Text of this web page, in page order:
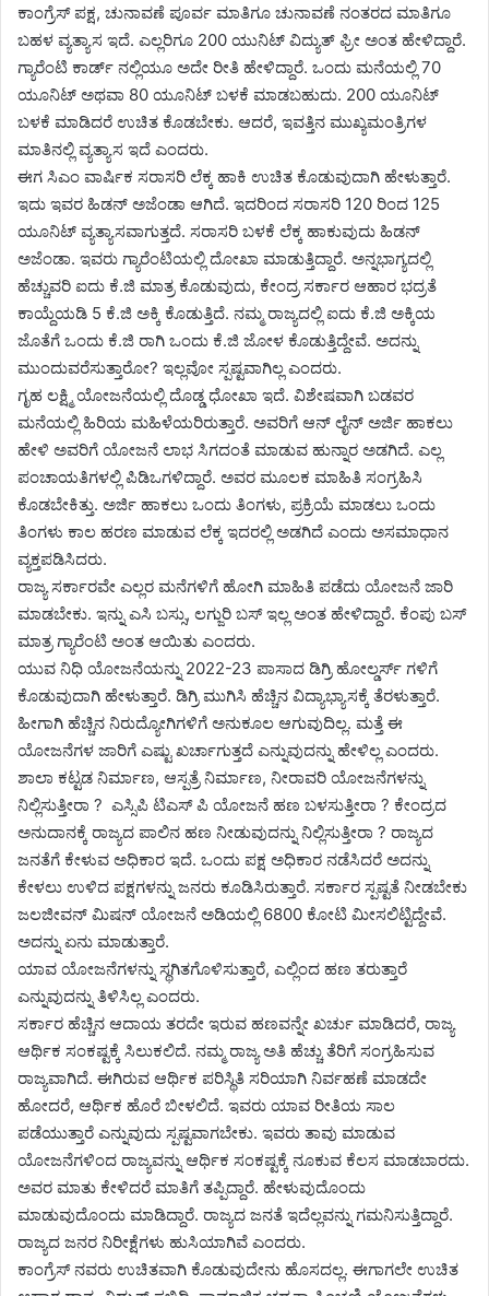
ಕಾಂಗ್ರೆಸ್ ಪಕ್ಷ, ಚುನಾವಣೆ ಪೂರ್ವ ಮಾತಿಗೂ ಚುನಾವಣೆ ನಂತರದ ಮಾತಿಗೂ
ಬಹಳ ವ್ಯತ್ಯಾಸ ಇದೆ. ಎಲ್ಲರಿಗೂ 200 ಯುನಿಟ್ ವಿದ್ಯುತ್ ಫ್ರೀ ಅಂತ ಹೇಳಿದ್ದಾರೆ.
ಗ್ಯಾರೆಂಟಿ ಕಾರ್ಡ್ ನಲ್ಲಿಯೂ ಅದೇ ರೀತಿ ಹೇಳಿದ್ದಾರೆ. ಒಂದು ಮನೆಯಲ್ಲಿ 70
ಯೂನಿಟ್ ಅಥವಾ 80 ಯೂನಿಟ್ ಬಳಕೆ ಮಾಡಬಹುದು. 200 ಯೂನಿಟ್
ಬಳಕೆ ಮಾಡಿದರೆ ಉಚಿತ ಕೊಡಬೇಕು. ಆದರೆ, ಇವತ್ತಿನ ಮುಖ್ಯಮಂತ್ರಿಗಳ
ಮಾತಿನಲ್ಲಿ ವ್ಯತ್ಯಾಸ ಇದೆ ಎಂದರು.
ಈಗ ಸಿಎಂ ವಾರ್ಷಿಕ ಸರಾಸರಿ ಲೆಕ್ಕ ಹಾಕಿ ಉಚಿತ ಕೊಡುವುದಾಗಿ ಹೇಳುತ್ತಾರೆ.
ಇದು ಇವರ ಹಿಡನ್ ಅಜೆಂಡಾ ಆಗಿದೆ. ಇದರಿಂದ ಸರಾಸರಿ 120 ರಿಂದ 125
ಯೂನಿಟ್ ವ್ಯತ್ಯಾಸವಾಗುತ್ತದೆ.‌ ಸರಾಸರಿ ಬಳಕೆ ಲೆಕ್ಕ ಹಾಕುವುದು ಹಿಡನ್
ಅಜೆಂಡಾ. ಇವರು ಗ್ಯಾರೆಂಟಿಯಲ್ಲಿ ದೋಖಾ ಮಾಡುತ್ತಿದ್ದಾರೆ. ಅನ್ನಭಾಗ್ಯದಲ್ಲಿ
ಹೆಚ್ಚುವರಿ ಐದು ಕೆ.ಜಿ ಮಾತ್ರ ಕೊಡುವುದು, ಕೇಂದ್ರ ಸರ್ಕಾರ ಆಹಾರ ಭದ್ರತೆ
ಕಾಯ್ದೆಯಡಿ 5 ಕೆ.ಜಿ ಅಕ್ಕಿ ಕೊಡುತ್ತಿದೆ. ನಮ್ಮ ರಾಜ್ಯದಲ್ಲಿ ಐದು ಕೆ.ಜಿ ಅಕ್ಕಿಯ
ಜೊತೆಗೆ ಒಂದು ಕೆ.ಜಿ ರಾಗಿ ಒಂದು ಕೆ.ಜಿ ಜೋಳ ಕೊಡುತ್ತಿದ್ದೇವೆ‌. ಅದನ್ನು
ಮುಂದುವರೆಸುತ್ತಾರೋ? ಇಲ್ಲವೋ ಸ್ಪಷ್ಟವಾಗಿಲ್ಲ ಎಂದರು.
ಗೃಹ ಲಕ್ಷ್ಮಿ ಯೋಜನೆಯಲ್ಲಿ ದೊಡ್ಡ ಧೋಖಾ ಇದೆ. ವಿಶೇಷವಾಗಿ ಬಡವರ
ಮನೆಯಲ್ಲಿ ಹಿರಿಯ ಮಹಿಳೆಯರಿರುತ್ತಾರೆ. ಅವರಿಗೆ ಆನ್ ಲೈನ್ ಅರ್ಜಿ ಹಾಕಲು
ಹೇಳಿ ಅವರಿಗೆ ಯೋಜನೆ ಲಾಭ ಸಿಗದಂತೆ ಮಾಡುವ ಹುನ್ನಾರ ಅಡಗಿದೆ. ಎಲ್ಲ
ಪಂಚಾಯತಿಗಳಲ್ಲಿ ಪಿಡಿಒಗಳಿದ್ದಾರೆ. ಅವರ ಮೂಲಕ ಮಾಹಿತಿ ಸಂಗ್ರಹಿಸಿ
ಕೊಡಬೇಕಿತ್ತು. ಅರ್ಜಿ ಹಾಕಲು ಒಂದು ತಿಂಗಳು, ಪ್ರಕ್ರಿಯೆ ಮಾಡಲು ಒಂದು
ತಿಂಗಳು ಕಾಲ ಹರಣ ಮಾಡುವ ಲೆಕ್ಕ ಇದರಲ್ಲಿ ಅಡಗಿದೆ ಎಂದು ಅಸಮಾಧಾನ
ವ್ಯಕ್ತಪಡಿಸಿದರು.
ರಾಜ್ಯ ಸರ್ಕಾರವೇ ಎಲ್ಲರ ಮನೆಗಳಿಗೆ ಹೋಗಿ ಮಾಹಿತಿ ಪಡೆದು ಯೋಜನೆ ಜಾರಿ
ಮಾಡಬೇಕು. ಇನ್ನು ಎಸಿ ಬಸ್ಸು, ಲಗ್ಜುರಿ ಬಸ್ ಇಲ್ಲ ಅಂತ ಹೇಳಿದ್ದಾರೆ. ಕೆಂಪು ಬಸ್
ಮಾತ್ರ ಗ್ಯಾರೆಂಟಿ ಅಂತ ಆಯಿತು ಎಂದರು.
ಯುವ ನಿಧಿ ಯೋಜನೆಯನ್ನು 2022-23 ಪಾಸಾದ ಡಿಗ್ರಿ ಹೋಲ್ಡರ್ಸ್ ಗಳಿಗೆ
ಕೊಡುವುದಾಗಿ ಹೇಳುತ್ತಾರೆ. ಡಿಗ್ರಿ ಮುಗಿಸಿ ಹೆಚ್ಚಿನ ವಿದ್ಯಾಭ್ಯಾಸಕ್ಕೆ ತೆರಳುತ್ತಾರೆ.
ಹೀಗಾಗಿ ಹೆಚ್ಚಿನ ನಿರುದ್ಯೋಗಿಗಳಿಗೆ ಅನುಕೂಲ ಆಗುವುದಿಲ್ಲ. ಮತ್ತೆ ಈ
ಯೋಜನೆಗಳ ಜಾರಿಗೆ ಎಷ್ಟು ಖರ್ಚಾಗುತ್ತದೆ ಎನ್ನುವುದನ್ನು ಹೇಳಿಲ್ಲ ಎಂದರು.
ಶಾಲಾ ಕಟ್ಟಡ ನಿರ್ಮಾಣ, ಆಸ್ಪತ್ರೆ ನಿರ್ಮಾಣ, ನೀರಾವರಿ ಯೋಜನೆಗಳನ್ನು
ನಿಲ್ಲಿಸುತ್ತೀರಾ ? ಎಸ್ಸಿಪಿ ಟಿಎಸ್ ಪಿ ಯೋಜನೆ ಹಣ ಬಳಸುತ್ತೀರಾ ? ಕೇಂದ್ರದ
ಅನುದಾನಕ್ಕೆ ರಾಜ್ಯದ ಪಾಲಿನ ಹಣ ನೀಡುವುದನ್ನು ನಿಲ್ಲಿಸುತ್ತೀರಾ ? ರಾಜ್ಯದ
ಜನತೆಗೆ ಕೇಳುವ ಅಧಿಕಾರ ಇದೆ. ಒಂದು ಪಕ್ಷ ಅಧಿಕಾರ ನಡೆಸಿದರೆ ಅದನ್ನು
ಕೇಳಲು ಉಳಿದ ಪಕ್ಷಗಳನ್ನು ಜನರು ಕೂಡಿಸಿರುತ್ತಾರೆ. ಸರ್ಕಾರ ಸ್ಪಷ್ಟತೆ ನೀಡಬೇಕು
ಜಲಜೀವನ್ ಮಿಷನ್ ಯೋಜನೆ ಅಡಿಯಲ್ಲಿ 6800 ಕೋಟಿ ಮೀಸಲಿಟ್ಟಿದ್ದೇವೆ.
ಅದನ್ನು ಏನು ಮಾಡುತ್ತಾರೆ.
ಯಾವ ಯೋಜನೆಗಳನ್ನು ಸ್ಥಗಿತಗೊಳಿಸುತ್ತಾರೆ, ಎಲ್ಲಿಂದ ಹಣ ತರುತ್ತಾರೆ
ಎನ್ನುವುದನ್ನು ತಿಳಿಸಿಲ್ಲ ಎಂದರು.
ಸರ್ಕಾರ ಹೆಚ್ಚಿನ ಆದಾಯ ತರದೇ ಇರುವ ಹಣವನ್ನೇ ಖರ್ಚು ಮಾಡಿದರೆ, ರಾಜ್ಯ
ಆರ್ಥಿಕ ಸಂಕಷ್ಟಕ್ಕೆ ಸಿಲುಕಲಿದೆ. ನಮ್ಮ ರಾಜ್ಯ ಅತಿ ಹೆಚ್ಚು ತೆರಿಗೆ ಸಂಗ್ರಹಿಸುವ
ರಾಜ್ಯವಾಗಿದೆ. ಈಗಿರುವ ಆರ್ಥಿಕ ಪರಿಸ್ಥಿತಿ ಸರಿಯಾಗಿ ನಿರ್ವಹಣೆ ಮಾಡದೇ
ಹೋದರೆ, ಆರ್ಥಿಕ ಹೊರೆ ಬೀಳಲಿದೆ. ಇವರು ಯಾವ ರೀತಿಯ ಸಾಲ
ಪಡೆಯುತ್ತಾರೆ ಎನ್ನುವುದು ಸ್ಪಷ್ಟವಾಗಬೇಕು. ಇವರು ತಾವು ಮಾಡುವ
ಯೋಜನೆಗಳಿಂದ ರಾಜ್ಯವನ್ನು ಆರ್ಥಿಕ ಸಂಕಷ್ಟಕ್ಕೆ ನೂಕುವ ಕೆಲಸ ಮಾಡಬಾರದು.
ಅವರ ಮಾತು ಕೇಳಿದರೆ ಮಾತಿಗೆ ತಪ್ಪಿದ್ದಾರೆ‌. ಹೇಳುವುದೊಂದು
ಮಾಡುವುದೊಂದು ಮಾಡಿದ್ದಾರೆ. ರಾಜ್ಯದ ಜನತೆ ಇದೆಲ್ಲವನ್ನು ಗಮನಿಸುತ್ತಿದ್ದಾರೆ.
ರಾಜ್ಯದ ಜನರ ನಿರೀಕ್ಷೆಗಳು ಹುಸಿಯಾಗಿವೆ ಎಂದರು.
ಕಾಂಗ್ರೆಸ್ ನವರು ಉಚಿತವಾಗಿ ಕೊಡುವುದೇನು ಹೊಸದಲ್ಲ. ಈಗಾಗಲೇ ಉಚಿತ